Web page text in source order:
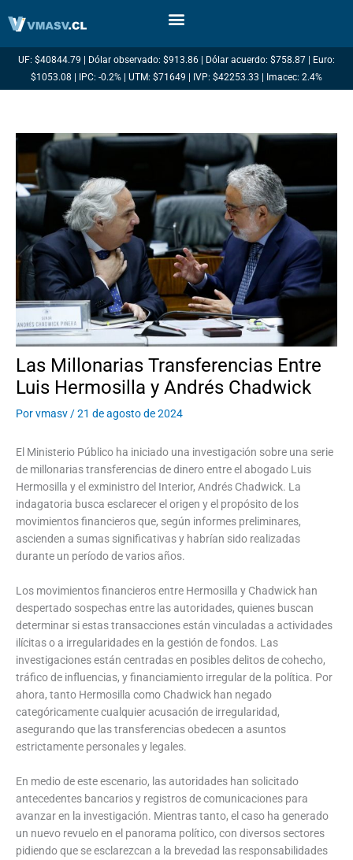
UF: $40844.79 | Dólar observado: $913.86 | Dólar acuerdo: $758.87 | Euro:
$1053.08 | IPC: -0.2% | UTM: $71649 | IVP: $42253.33 | Imacec: 2.4%
Las Millonarias Transferencias Entre
Luis Hermosilla y Andrés Chadwick
Porvmasv/21 de agosto de 2024
El Ministerio Público ha iniciado una investigación sobre una serie
de millonarias transferencias de dinero entre el abogado Luis
Hermosilla y el exministro del Interior, Andrés Chadwick. La
indagatoria busca esclarecer el origen y el propósito de los
movimientos financieros que, según informes preliminares,
ascienden a sumas significativas y habrían sido realizadas
durante un período de varios años.
Los movimientos financieros entre Hermosilla y Chadwick han
despertado sospechas entre las autoridades, quienes buscan
determinar si estas transacciones están vinculadas a actividades
ilícitas o a irregularidades en la gestión de fondos. Las
investigaciones están centradas en posibles delitos de cohecho,
tráfico de influencias, y financiamiento irregular de la política. Por
ahora, tanto Hermosilla como Chadwick han negado
categóricamente cualquier acusación de irregularidad,
asegurando que las transferencias obedecen a asuntos
estrictamente personales y legales.
En medio de este escenario, las autoridades han solicitado
antecedentes bancarios y registros de comunicaciones para
avanzar en la investigación. Mientras tanto, el caso ha generado
un nuevo revuelo en el panorama político, con diversos sectores
pidiendo que se esclarezcan a la brevedad las responsabilidades